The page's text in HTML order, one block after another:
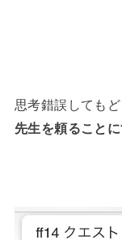
思考錯誤しても
先生を頼ることに